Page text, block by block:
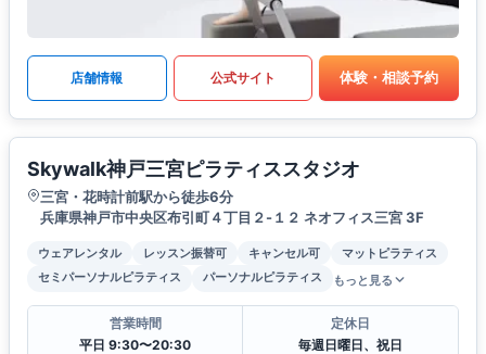
店舗情報 公式サイト 体験・相談予約
Skywalk神戸三宮ピラティススタジオ
三宮・花時計前駅から徒歩6分
兵庫県神戸市中央区布引町４丁目２-１２ ネオフィス三宮 3F
ウェアレンタル レッスン振替可 キャンセル可
マットピラティス
セミパーソナルピラティス
パーソナルピラティス もっと見る
営業時間
平日 9:30〜20:30
定休日
毎週日曜日、祝日